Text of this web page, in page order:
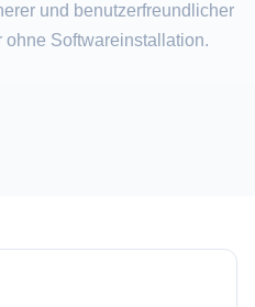
und benutzerfreundlicher
Softwareinstallation.